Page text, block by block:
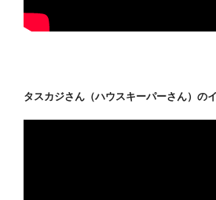
タスカジさん（ハウスキーパーさん）の